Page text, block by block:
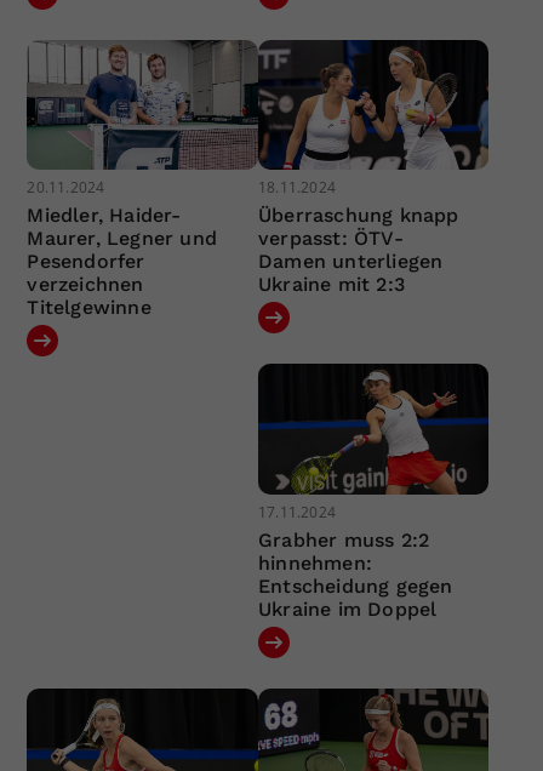
20.11.2024
Miedler, Haider-
Maurer, Legner und
Pesendorfer
verzeichnen
Titelgewinne
18.11.2024
Überraschung knapp
verpasst: ÖTV-
Damen unterliegen
Ukraine mit 2:3
17.11.2024
Grabher muss 2:2
hinnehmen:
Entscheidung gegen
Ukraine im Doppel